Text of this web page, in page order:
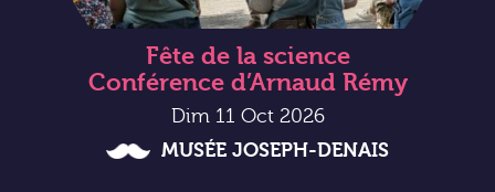
Fête de la science
Conférence d’Arnaud Rémy
Dim 11 Oct 2026
MUSÉE JOSEPH-DENAIS